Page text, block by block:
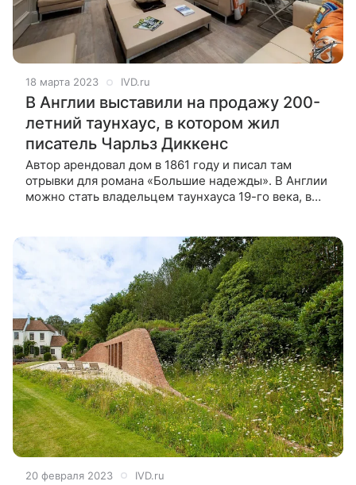
18 марта 2023 IVD.ru
В Англии выставили на продажу 200-
летний таунхаус, в котором жил
писатель Чарльз Диккенс
Автор арендовал дом в 1861 году и писал там
отрывки для романа «Большие надежды». В Англии
можно стать владельцем таунхауса 19-го века, в
20 февраля 2023 IVD.ru